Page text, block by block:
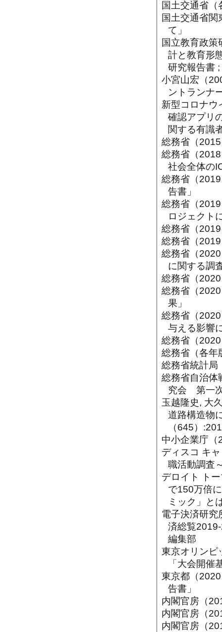
国土交通省
国土交通省
て」
国立教育政
計と教育形
研究報告書
小宮山宏（
ントランナ
新型コロナウ
確認アプリ
関する有識
総務省（
総務省（
社会全体の
総務省（
告書」
総務省（
ロジェクト
総務省（
総務省（
総務省（
に関する調
総務省（
総務省（
果」
総務省（
与える影響
総務省（
総務省（各年
総務省統計
総務省自治体
究会 第一
玉越隆史, 大
道路構造物
（645）
中小企業庁（
ディスコ キ
職活動調査
デロイト ト
で150万倍
ミック」と
電子決済研究
済総覧
編集部
東京オリンピ
「大会開催
東京都（
告書」
内閣官房（
内閣官房（
内閣官房（